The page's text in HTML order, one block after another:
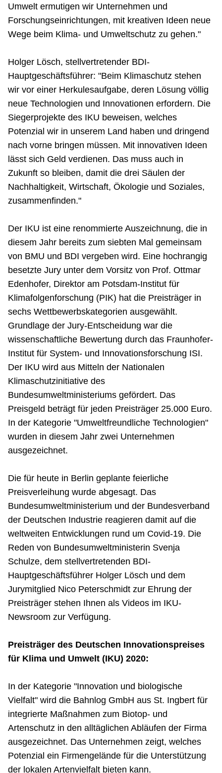
Umwelt ermutigen wir Unternehmen und
Forschungseinrichtungen, mit kreativen Ideen neue
Wege beim Klima- und Umweltschutz zu gehen."
Holger Lösch, stellvertretender BDI-
Hauptgeschäftsführer: "Beim Klimaschutz stehen
wir vor einer Herkulesaufgabe, deren Lösung völlig
neue Technologien und Innovationen erfordern. Die
Siegerprojekte des IKU beweisen, welches
Potenzial wir in unserem Land haben und dringend
nach vorne bringen müssen. Mit innovativen Ideen
lässt sich Geld verdienen. Das muss auch in
Zukunft so bleiben, damit die drei Säulen der
Nachhaltigkeit, Wirtschaft, Ökologie und Soziales,
zusammenfinden."
Der IKU ist eine renommierte Auszeichnung, die in
diesem Jahr bereits zum siebten Mal gemeinsam
von BMU und BDI vergeben wird. Eine hochrangig
besetzte Jury unter dem Vorsitz von Prof. Ottmar
Edenhofer, Direktor am Potsdam-Institut für
Klimafolgenforschung (PIK) hat die Preisträger in
sechs Wettbewerbskategorien ausgewählt.
Grundlage der Jury-Entscheidung war die
wissenschaftliche Bewertung durch das Fraunhofer-
Institut für System- und Innovationsforschung ISI.
Der IKU wird aus Mitteln der Nationalen
Klimaschutzinitiative des
Bundesumweltministeriums gefördert. Das
Preisgeld beträgt für jeden Preisträger 25.000 Euro.
In der Kategorie "Umweltfreundliche Technologien"
wurden in diesem Jahr zwei Unternehmen
ausgezeichnet.
Die für heute in Berlin geplante feierliche
Preisverleihung wurde abgesagt. Das
Bundesumweltministerium und der Bundesverband
der Deutschen Industrie reagieren damit auf die
weltweiten Entwicklungen rund um Covid-19. Die
Reden von Bundesumweltministerin Svenja
Schulze, dem stellvertretenden BDI-
Hauptgeschäftsführer Holger Lösch und dem
Jurymitglied Nico Peterschmidt zur Ehrung der
Preisträger stehen Ihnen als Videos im IKU-
Newsroom zur Verfügung.
Preisträger des Deutschen Innovationspreises
für Klima und Umwelt (IKU) 2020:
In der Kategorie "Innovation und biologische
Vielfalt" wird die Bahnlog GmbH aus St. Ingbert für
integrierte Maßnahmen zum Biotop- und
Artenschutz in den alltäglichen Abläufen der Firma
ausgezeichnet. Das Unternehmen zeigt, welches
Potenzial ein Firmengelände für die Unterstützung
der lokalen Artenvielfalt bieten kann.